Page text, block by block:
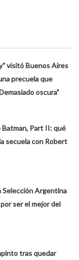
visitó Buenos Aires
precuela que
oscura"
Part II: qué
secuela con Robert
Selección Argentina
ser el mejor del
tras quedar